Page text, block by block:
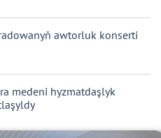
awtorluk konserti
medeni hyzmatdaşlyk